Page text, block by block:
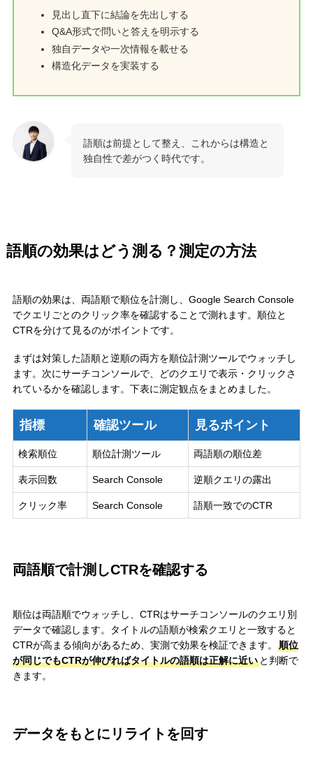
見出し直下に結論を先出しする
Q&A形式で問いと答えを明示する
独自データや一次情報を載せる
構造化データを実装する
語順は前提として整え、これからは構造と
独自性で差がつく時代です。
語順の効果はどう測る？測定の方法
語順の効果は、両語順で順位を計測し、Google Search Console
でクエリごとのクリック率を確認することで測れます。順位と
CTRを分けて見るのがポイントです。
まずは対策した語順と逆順の両方を順位計測ツールでウォッチし
ます。次にサーチコンソールで、どのクエリで表示・クリックさ
れているかを確認します。下表に測定観点をまとめました。
指標 確認ツール 見るポイント
検索順位 順位計測ツール 両語順の順位差
表示回数 Search Console 逆順クエリの露出
クリック率 Search Console 語順一致でのCTR
両語順で計測しCTRを確認する
順位は両語順でウォッチし、CTRはサーチコンソールのクエリ別
データで確認します。タイトルの語順が検索クエリと一致すると
CTRが高まる傾向があるため、実測で効果を検証できます。
順位
が同じでもCTRが伸びればタイトルの語順は正解に近いと判断で
きます。
データをもとにリライトを回す